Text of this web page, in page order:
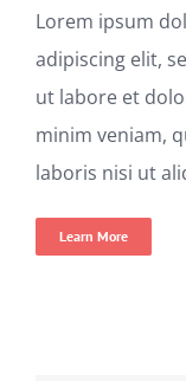
Lorem ipsum
adipiscing elit,
ut labore et
minim veniam,
laboris nisi ut
Learn More